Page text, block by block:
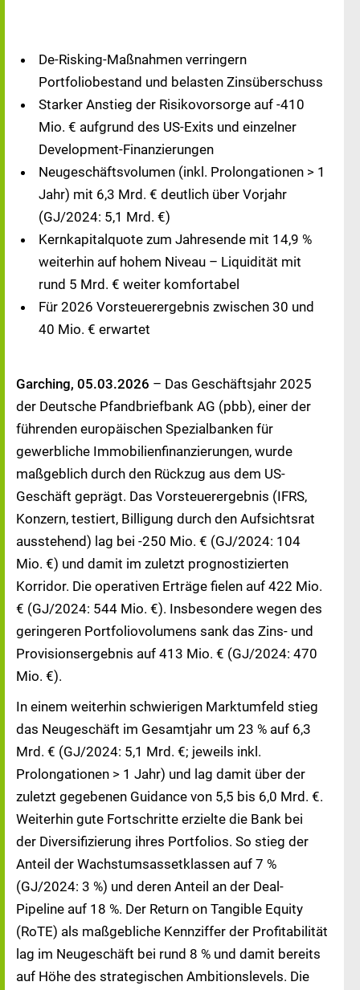
De-Risking-Maßnahmen verringern
Portfoliobestand und belasten Zinsüberschuss
Starker Anstieg der Risikovorsorge auf -410
Mio. € aufgrund des US-Exits und einzelner
Development-Finanzierungen
Neugeschäftsvolumen (inkl. Prolongationen > 1
Jahr) mit 6,3 Mrd. € deutlich über Vorjahr
(GJ/2024: 5,1 Mrd. €)
Kernkapitalquote zum Jahresende mit 14,9 %
weiterhin auf hohem Niveau – Liquidität mit
rund 5 Mrd. € weiter komfortabel
Für 2026 Vorsteuerergebnis zwischen 30 und
40 Mio. € erwartet
Garching, 05.03.2026 – Das Geschäftsjahr 2025
der Deutsche Pfandbriefbank AG (pbb), einer der
führenden europäischen Spezialbanken für
gewerbliche Immobilienfinanzierungen, wurde
maßgeblich durch den Rückzug aus dem US-
Geschäft geprägt. Das Vorsteuerergebnis (IFRS,
Konzern, testiert, Billigung durch den Aufsichtsrat
ausstehend) lag bei -250 Mio. € (GJ/2024: 104
Mio. €) und damit im zuletzt prognostizierten
Korridor. Die operativen Erträge fielen auf 422 Mio.
€ (GJ/2024: 544 Mio. €). Insbesondere wegen des
geringeren Portfoliovolumens sank das Zins- und
Provisionsergebnis auf 413 Mio. € (GJ/2024: 470
Mio. €).
In einem weiterhin schwierigen Marktumfeld stieg
das Neugeschäft im Gesamtjahr um 23 % auf 6,3
Mrd. € (GJ/2024: 5,1 Mrd. €; jeweils inkl.
Prolongationen > 1 Jahr) und lag damit über der
zuletzt gegebenen Guidance von 5,5 bis 6,0 Mrd. €.
Weiterhin gute Fortschritte erzielte die Bank bei
der Diversifizierung ihres Portfolios. So stieg der
Anteil der Wachstumsassetklassen auf 7 %
(GJ/2024: 3 %) und deren Anteil an der Deal-
Pipeline auf 18 %. Der Return on Tangible Equity
(RoTE) als maßgebliche Kennziffer der Profitabilität
lag im Neugeschäft bei rund 8 % und damit bereits
auf Höhe des strategischen Ambitionslevels. Die